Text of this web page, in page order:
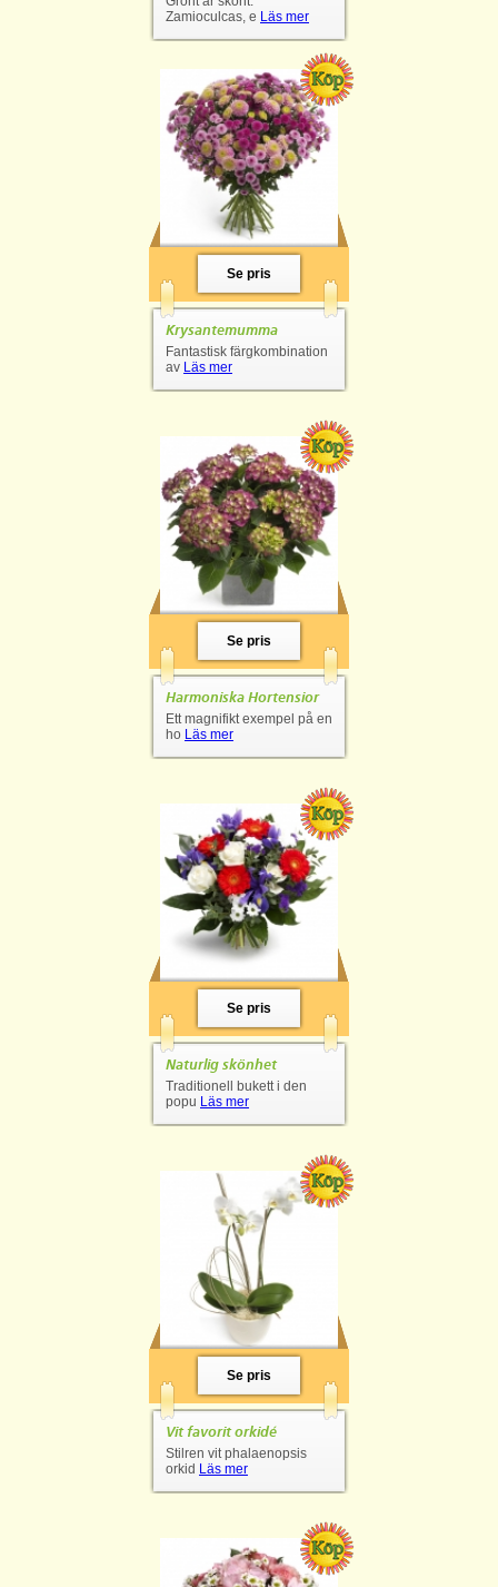
Zamioculcas, e Läs mer
Se pris
Krysantemumma
Fantastisk färgkombination
av Läs mer
Se pris
Harmoniska Hortensior
Ett magnifikt exempel på en
ho Läs mer
Se pris
Naturlig skönhet
Traditionell bukett i den
popu Läs mer
Se pris
Vit favorit orkidé
Stilren vit phalaenopsis
orkid Läs mer